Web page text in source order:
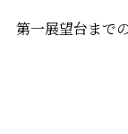
第一展望台まで